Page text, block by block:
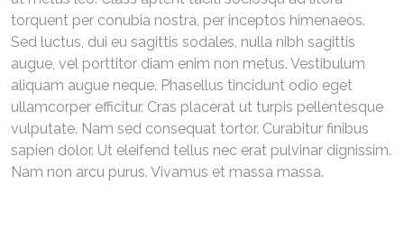
torquent per conubia nostra, per inceptos himenaeos.
Sed luctus, dui eu sagittis sodales, nulla nibh sagittis
augue, vel porttitor diam enim non metus. Vestibulum
aliquam augue neque. Phasellus tincidunt odio eget
ullamcorper efficitur. Cras placerat ut turpis pellentesque
vulputate. Nam sed consequat tortor. Curabitur finibus
sapien dolor. Ut eleifend tellus nec erat pulvinar dignissim.
Nam non arcu purus. Vivamus et massa massa.